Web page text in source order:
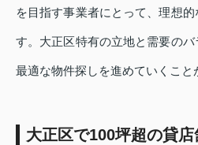
を目指す事業者にとって、理想
す。大正区特有の立地と需要のバ
最適な物件探しを進めていくこと
大正区で100坪超の貸